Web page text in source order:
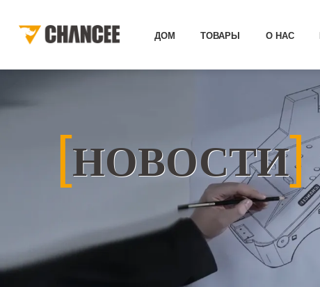
ДОМ ТОВАРЫ О НАС
[НОВОСТИ]